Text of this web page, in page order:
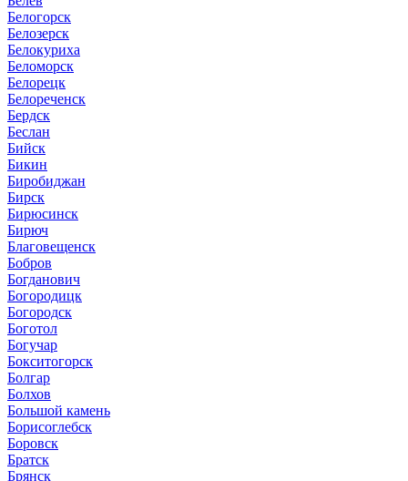
Белогорск
Белозерск
Белокуриха
Беломорск
Белорецк
Белореченск
Бердск
Беслан
Бийск
Бикин
Биробиджан
Бирск
Бирюсинск
Бирюч
Благовещенск
Бобров
Богданович
Богородицк
Богородск
Боготол
Богучар
Бокситогорск
Болгар
Болхов
Большой камень
Борисоглебск
Боровск
Братск
Брянск